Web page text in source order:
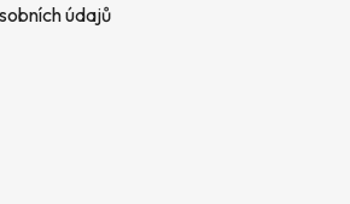
údajů